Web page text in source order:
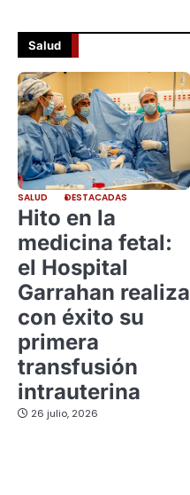
Salud
SALUD DESTACADAS
Hito en la
medicina fetal:
el Hospital
Garrahan realiza
con éxito su
primera
transfusión
intrauterina
26 julio, 2026